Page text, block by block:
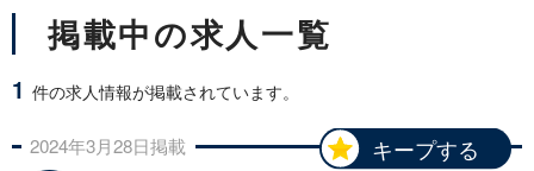
掲載中の求人一覧
1 件の求人情報が掲載されています。
キープする
2024年3月28日掲載